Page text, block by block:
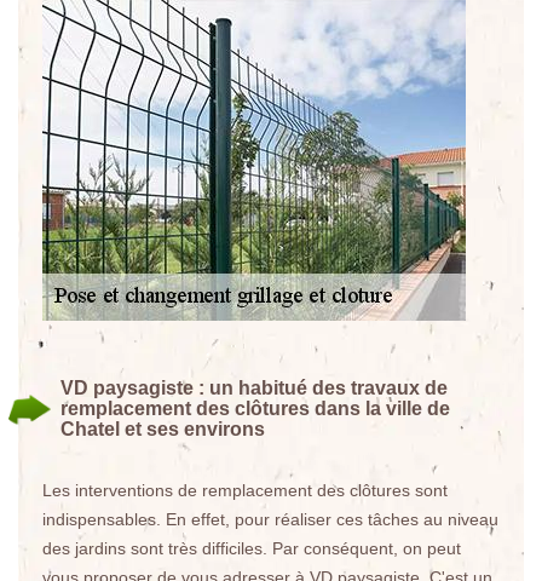
VD paysagiste : un habitué des travaux de
remplacement des clôtures dans la ville de
Chatel et ses environs
Les interventions de remplacement des clôtures sont
indispensables. En effet, pour réaliser ces tâches au niveau
des jardins sont très difficiles. Par conséquent, on peut